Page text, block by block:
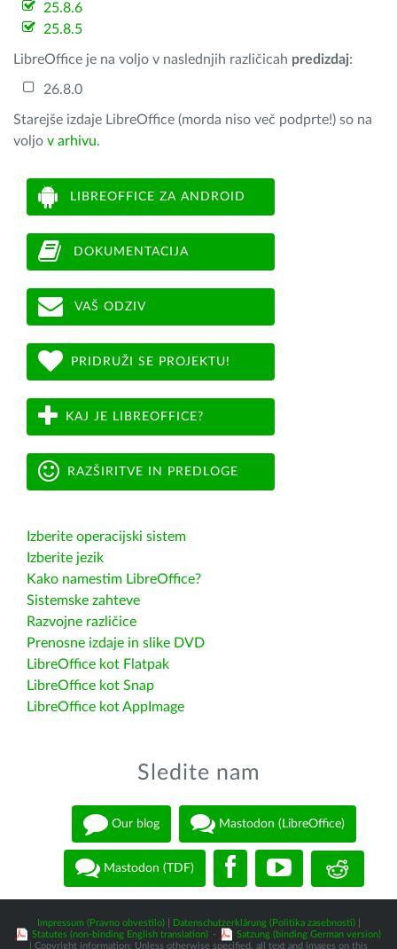
25.8.6
25.8.5
LibreOffice je na voljo v naslednjih različicah predizdaj:
26.8.0
Starejše izdaje LibreOffice (morda niso več podprte!) so na
voljo v arhivu.
LIBREOFFICE ZA ANDROID
DOKUMENTACIJA
VAŠ ODZIV
PRIDRUŽI SE PROJEKTU!
KAJ JE LIBREOFFICE?
RAZŠIRITVE IN PREDLOGE
Izberite operacijski sistem
Izberite jezik
Kako namestim LibreOffice?
Sistemske zahteve
Razvojne različice
Prenosne izdaje in slike DVD
LibreOffice kot Flatpak
LibreOffice kot Snap
LibreOffice kot AppImage
Sledite nam
Our blog Mastodon (LibreOffice)
Mastodon (TDF)
Impressum (Pravno obvestilo)| Datenschutzerklärung (Politika zasebnosti)|
Statutes (non-binding English translation) -
Satzung (binding German version)
| Copyright information: Unless otherwise specified, all text and images on this